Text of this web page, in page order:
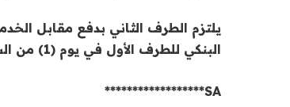
يلتزم الطرف الثاني بدفع مقابل
البنكي للطرف الأول في يوم (1) من الشهر الميلادي، حسب المعلومات البنكية التالية:
SA******************